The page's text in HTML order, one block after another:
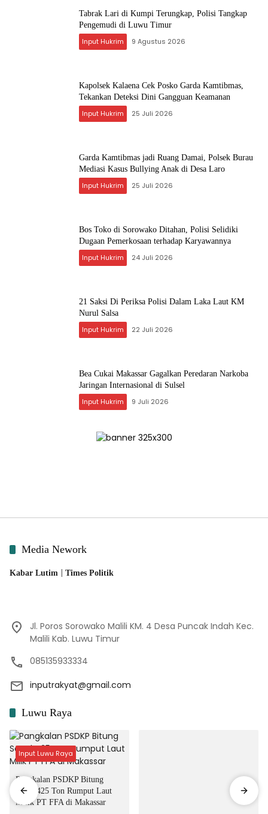
Tabrak Lari di Kumpi Terungkap, Polisi Tangkap
Pengemudi di Luwu Timur
Input Hukrim 9 Agustus 2026
Kapolsek Kalaena Cek Posko Garda Kamtibmas,
Tekankan Deteksi Dini Gangguan Keamanan
Input Hukrim 25 Juli 2026
Garda Kamtibmas jadi Ruang Damai, Polsek Burau
Mediasi Kasus Bullying Anak di Desa Laro
Input Hukrim 25 Juli 2026
Bos Toko di Sorowako Ditahan, Polisi Selidiki
Dugaan Pemerkosaan terhadap Karyawannya
Input Hukrim 24 Juli 2026
21 Saksi Di Periksa Polisi Dalam Laka Laut KM
Nurul Salsa
Input Hukrim 22 Juli 2026
Bea Cukai Makassar Gagalkan Peredaran Narkoba
Jaringan Internasional di Sulsel
Input Hukrim 9 Juli 2026
Media Nework
Kabar Lutim | Times Politik
Jl. Poros Sorowako Malili KM. 4 Desa Puncak Indah Kec.
Malili Kab. Luwu Timur
085135933334
inputrakyat@gmail.com
Luwu Raya
Input Luwu Raya
Pangkalan PSDKP Bitung
Segel 425 Ton Rumput Laut
Milik PT FFA di Makassar